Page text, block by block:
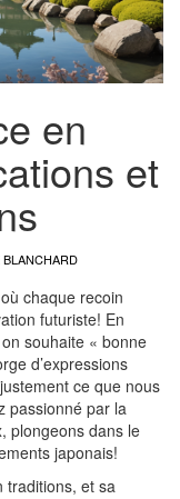
en
et
chaque recoin
futuriste! En
souhaite « bonne
d’expressions
ce que nous
passionné par la
plongeons dans le
japonais!
traditions, et sa